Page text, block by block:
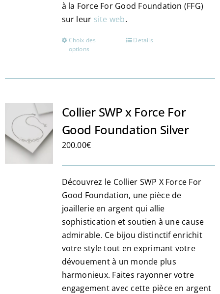
à la Force For Good Foundation (FFG)
sur leur site web.
Choix des
options
Ce
plusieurs
Les
peuvent
choisies
la
page
du
produit
Details
Collier SWP x Force For
Good Foundation Silver
200.00€
Découvrez le Collier SWP X Force For
Good Foundation, une pièce de
joaillerie en argent qui allie
sophistication et soutien à une cause
admirable. Ce bijou distinctif enrichit
votre style tout en exprimant votre
dévouement à un monde plus
harmonieux. Faites rayonner votre
engagement avec cette pièce en argent